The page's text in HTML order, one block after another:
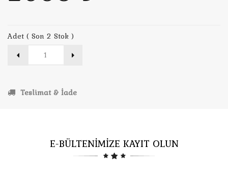
Adet ( Son 2 Stok )
Teslimat & İade
E-BÜLTENİMİZE KAYIT OLUN